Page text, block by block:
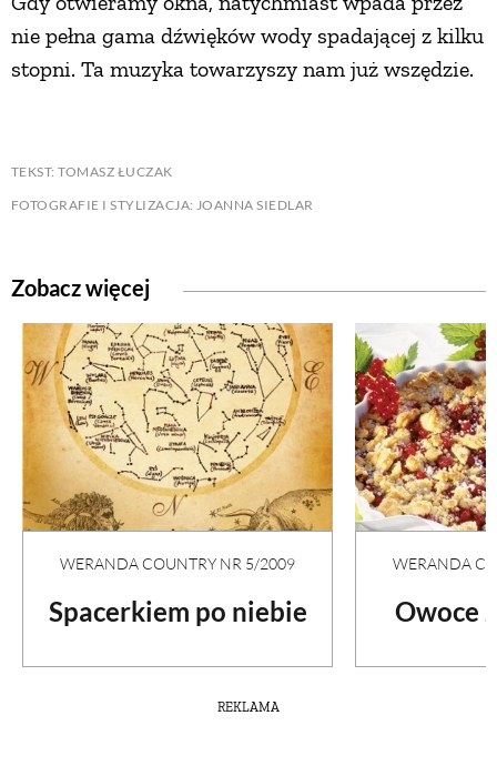
nie pełna gama dźwięków wody spadającej z kilku
stopni. Ta muzyka towarzyszy nam już wszędzie.
TEKST: TOMASZ ŁUCZAK
FOTOGRAFIE I STYLIZACJA: JOANNA SIEDLAR
Zobacz więcej
WERANDA COUNTRY NR 5/2009
Spacerkiem po niebie
WERANDA
Owoce
REKLAMA